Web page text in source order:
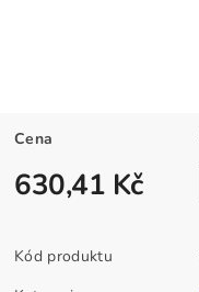
Cena
630,41 Kč
Kód produktu